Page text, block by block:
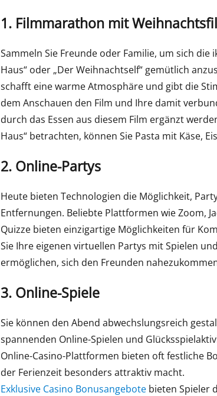
1. Filmmarathon mit
Sammeln Sie Freunde oder Familie, um sich die
Haus“ oder „Der Weihnachtself“ gemütlich
schafft eine warme Atmosphäre und gibt die
dem Anschauen den Film und Ihre damit
durch das Essen aus diesem Film ergänzt
Haus“ betrachten, können Sie Pasta mit Käse,
2. Online-Partys
Heute bieten Technologien die Möglichkeit,
Entfernungen. Beliebte Plattformen wie Zoom,
Quizze bieten einzigartige Möglichkeiten für
Sie Ihre eigenen virtuellen Partys mit Spielen
ermöglichen, sich den Freunden
3. Online-Spiele
Sie können den Abend abwechslungsreich
spannenden Online-Spielen und
Online-Casino-Plattformen bieten oft festliche
der Ferienzeit besonders attraktiv macht.
Exklusive Casino Bonusangebote bieten Spieler